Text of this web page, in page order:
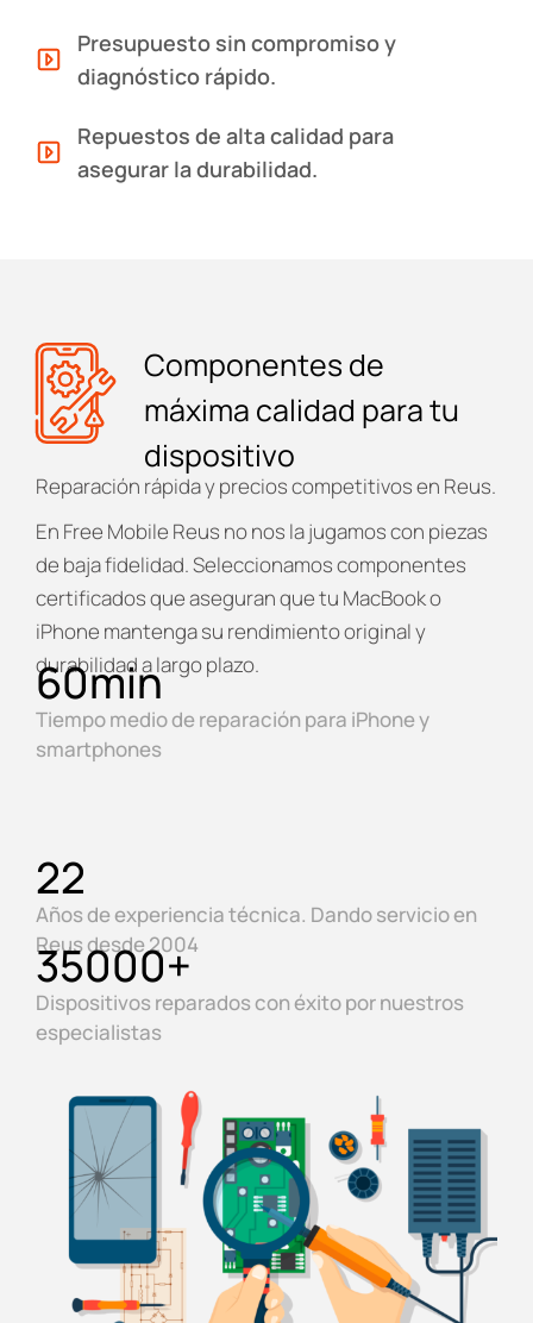
Presupuesto sin compromiso y
diagnóstico rápido.
Repuestos de alta calidad para
asegurar la durabilidad.
Componentes de
máxima calidad para tu
dispositivo
Reparación rápida y precios competitivos en Reus.
En Free Mobile Reus no nos la jugamos con piezas
de baja fidelidad. Seleccionamos componentes
certificados que aseguran que tu MacBook o
iPhone mantenga su rendimiento original y
durabilidad a largo plazo.
Tiempo medio de reparación para iPhone y
smartphones
60min
Años de experiencia técnica. Dando servicio en
Reus desde 2004
22
Dispositivos reparados con éxito por nuestros
especialistas
35000+